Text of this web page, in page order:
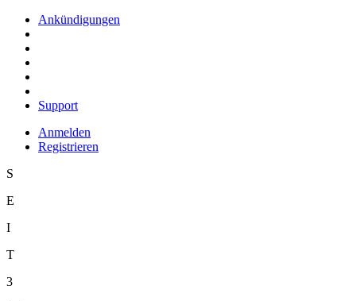
Ankündigungen
Support
Anmelden
Registrieren
S
E
I
T
3